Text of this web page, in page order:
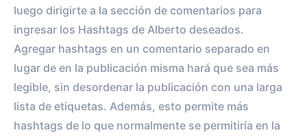
luego dirigirte a la sección de comentarios para
ingresar los Hashtags de Alberto deseados.
Agregar hashtags en un comentario separado en
lugar de en la publicación misma hará que sea más
legible, sin desordenar la publicación con una larga
lista de etiquetas. Además, esto permite más
hashtags de lo que normalmente se permitiría en la